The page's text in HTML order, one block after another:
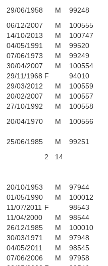
29/06/1958 M
99248
06/12/2007 M
100555
14/10/2013 M
100747
04/05/1991 M
99520
07/06/1973 M
99249
30/04/2007 M
100554
29/11/1968 F
94010
29/03/2012 M
100559
20/02/2007 M
100557
27/10/1992 M
100558
20/04/1970 M
100556
25/06/1985 M
99251
2
14
20/10/1953 M
97944
01/05/1990 M
100012
11/07/2011 F
98543
11/04/2000 M
98544
26/12/1985 M
100010
30/03/1971 M
97948
04/05/2011 M
98545
07/06/2006 M
97958